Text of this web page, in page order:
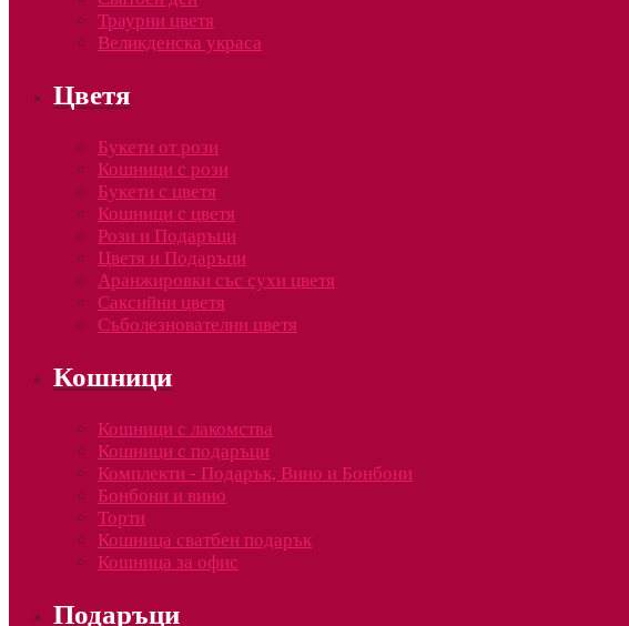
Траурни цветя
Великденска украса
Цветя
Букети от рози
Кошници с рози
Букети с цветя
Кошници с цветя
Рози и Подаръци
Цветя и Подаръци
Аранжировки със сухи цветя
Саксийни цветя
Съболезнователни цветя
Кошници
Кошници с лакомства
Кошници с подаръци
Комплекти - Подарък, Вино и Бонбони
Бонбони и вино
Торти
Кошница сватбен подарък
Кошница за офис
Подаръци